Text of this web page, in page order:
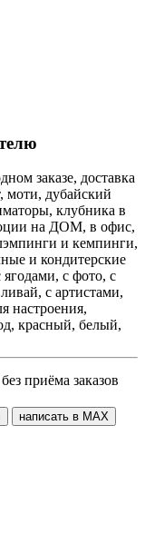
заказе, доставка
дубайский
клубника в
на ДОМ, в офис,
и кемпинги,
и кондитерские
с фото, с
с артистами,
настроения,
красный, белый,
приёма заказов
написать в МАХ